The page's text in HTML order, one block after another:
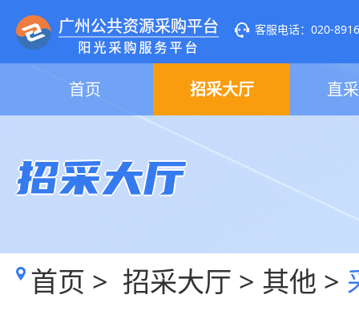
客服电话：020-
首页 招采大厅 直
招采大厅
首页 > 招采大厅 > 其他 >